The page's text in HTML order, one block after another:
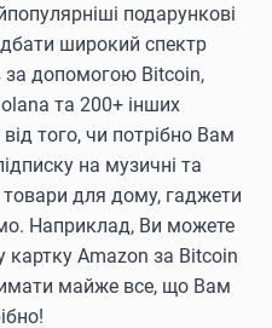
подарункові
широкий спектр
за допомогою Bitcoin,
та 200+ інших
того, чи потрібно Вам
на музичні та
товари для дому, гаджети
Наприклад, Ви можете
картку Amazon за Bitcoin
майже все, що Вам